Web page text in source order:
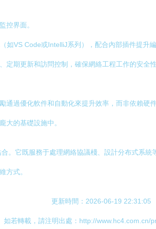
控界面。
如VS Code或IntelliJ系列），配合內部插件提升編
定期更新和訪問控制，確保網絡工程工作的安全性
通過優化軟件和自動化來提升效率，而非依賴
大的基礎設施中。
。它既服務于處理網絡協議棧、設計分布式系
方式。
更新時間：2026-06-19 22:31:05
如若轉載，請注明出處：http://www.hc4.com.cn/